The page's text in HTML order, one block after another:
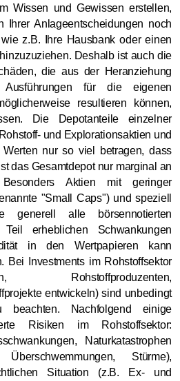
Wissen und Gewissen erstellen,
Ihrer Anlageentscheidungen noch
z.B. Ihre Hausbank oder einen
Deshalb ist auch die
die aus der Heranziehung
für die eigenen
resultieren können,
Die Depotanteile einzelner
und Explorationsaktien und
nur so viel betragen, dass
das Gesamtdepot nur marginal an
Aktien mit geringer
"Small Caps") und speziell
generell alle börsennotierten
erheblichen Schwankungen
in den Wertpapieren kann
Bei Investments im Rohstoffsektor
Rohstoffproduzenten,
entwickeln) sind unbedingt
beachten. Nachfolgend einige
Risiken im Rohstoffsektor:
Naturkatastrophen
Stürme),
Situation (z.B. Ex- und